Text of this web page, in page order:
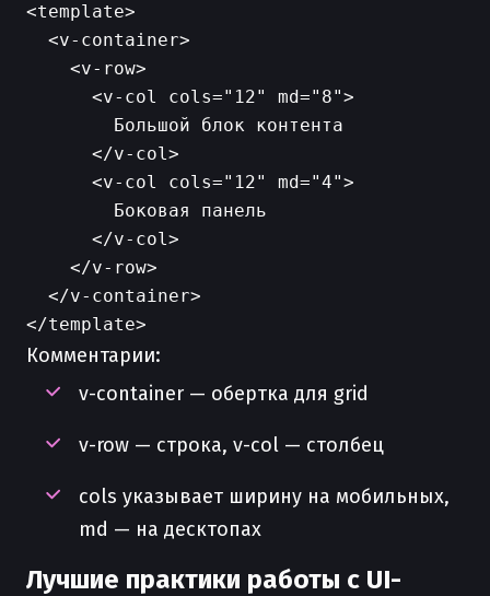
<template>
  <v-container>
    <v-row>
      <v-col cols="12" md="8">
        Большой блок контента
      </v-col>
      <v-col cols="12" md="4">
        Боковая панель
      </v-col>
    </v-row>
  </v-container>
Комментарии:
v-container — обертка для grid
v-row — строка, v-col — столбец
cols указывает ширину на мобильных,
md — на десктопах
Лучшие практики работы с UI-